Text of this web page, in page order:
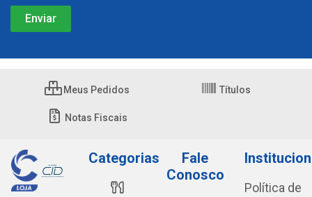
Meus Pedidos Títulos
Notas Fiscais
Categorias
Fale
Conosco
Política de